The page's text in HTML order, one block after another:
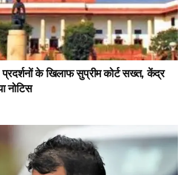
के खिलाफ सुप्रीम कोर्ट सख्त, केंद्र
नोटिस